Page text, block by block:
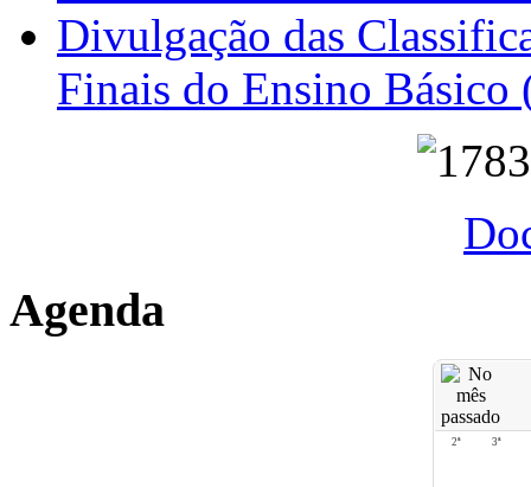
Divulgação das
Finais do Ensino Básico
Agenda
2ª 3ª